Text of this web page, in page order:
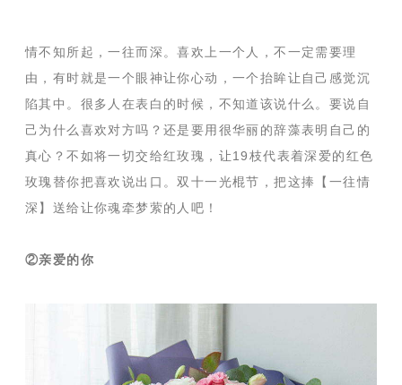
情不知所起，一往而深。喜欢上一个人，不一定需要理
由，有时就是一个眼神让你心动，一个抬眸让自己感觉沉
陷其中。很多人在表白的时候，不知道该说什么。要说自
己为什么喜欢对方吗？还是要用很华丽的辞藻表明自己的
真心？不如将一切交给红玫瑰，让19枝代表着深爱的红色
玫瑰替你把喜欢说出口。双十一光棍节，把这捧【一往情
深】送给让你魂牵梦萦的人吧！
②亲爱的你